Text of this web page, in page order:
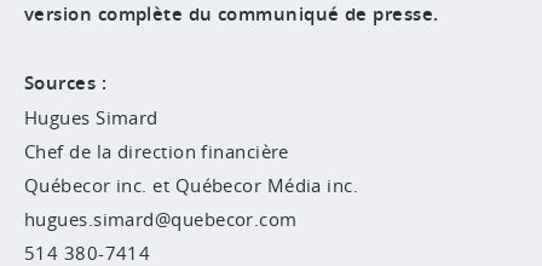
version complète du communiqué de presse.
Sources :
Hugues Simard
Chef de la direction financière
Québecor inc. et Québecor Média inc.
hugues.simard@quebecor.com
514 380-7414